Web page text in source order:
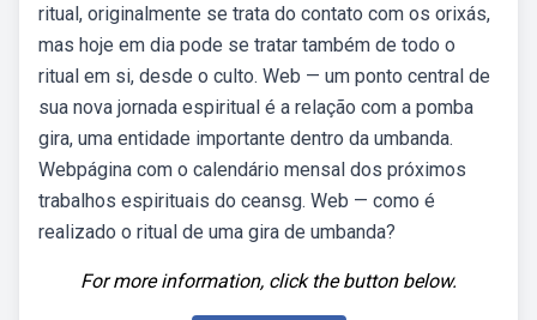
ritual, originalmente se trata do contato com os orixás,
mas hoje em dia pode se tratar também de todo o
ritual em si, desde o culto. Web — um ponto central de
sua nova jornada espiritual é a relação com a pomba
gira, uma entidade importante dentro da umbanda.
Webpágina com o calendário mensal dos próximos
trabalhos espirituais do ceansg. Web — como é
realizado o ritual de uma gira de umbanda?
For more information, click the button below.